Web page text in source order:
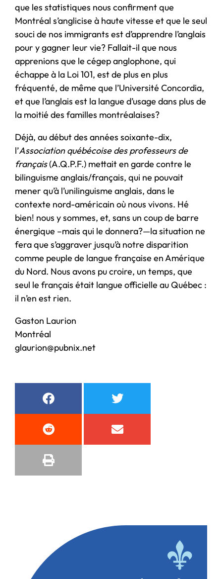
que les statistiques nous confirment que
Montréal s’anglicise à haute vitesse et que le seul
souci de nos immigrants est d’apprendre l’anglais
pour y gagner leur vie? Fallait-il que nous
apprenions que le cégep anglophone, qui
échappe à la Loi 101, est de plus en plus
fréquenté, de même que l’Université Concordia,
et que l’anglais est la langue d’usage dans plus de
la moitié des familles montréalaises?
Déjà, au début des années soixante-dix,
l’Association québécoise des professeurs de
français(A.Q.P.F.) mettait en garde contre le
bilinguisme anglais/français, qui ne pouvait
mener qu’à l’unilinguisme anglais, dans le
contexte nord-américain où nous vivons. Hé
bien! nous y sommes, et, sans un coup de barre
énergique –mais qui le donnera?—la situation ne
fera que s’aggraver jusqu’à notre disparition
comme peuple de langue française en Amérique
du Nord. Nous avons pu croire, un temps, que
seul le français était langue officielle au Québec :
il n’en est rien.
Gaston Laurion
Montréal
glaurion@pubnix.net